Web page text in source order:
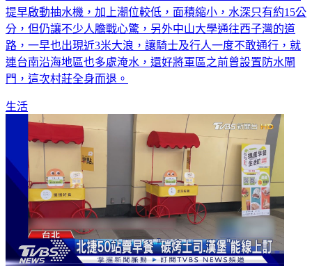
提早啟動抽水機，加上潮位較低，面積縮小，水深只有約15公
分，但仍讓不少人膽戰心驚，另外中山大學通往西子灣的道
路，一早也出現近3米大浪，讓騎士及行人一度不敢通行，就
連台南沿海地區也多處淹水，還好將軍區之前曾設置防水閘
門，這次村莊全身而退。
生活